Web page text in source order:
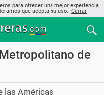
para ofrecer una mejor experiencia
que acepta su uso.. Cerrar
de
las Américas